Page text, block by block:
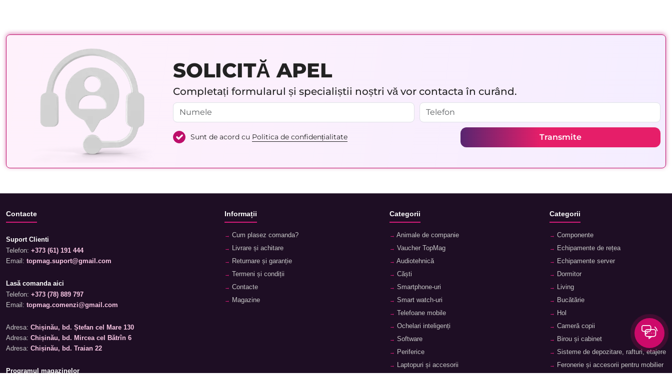
SOLICITĂ APEL
Completați formularul și specialiștii noștri vă vor contacta în curând.
Sunt de acord cu Politica de confidențialitate Transmite
Contacte
Suport Clienti
Telefon: +373 (61) 191 444
Email: topmag.suport@gmail.com
Lasă comanda aici
Telefon: +373 (78) 889 797
Email: topmag.comenzi@gmail.com
Adresa: Chișinău, bd. Ștefan cel Mare 130
Adresa: Chișinău, bd. Mircea cel Bătrîn 6
Adresa: Chișinău, bd. Traian 22
Programul magazinelor
Informații
Cum plasez comanda?
Livrare și achitare
Returnare și garanție
Termeni și condiții
Contacte
Magazine
Categorii
Animale de companie
Vaucher TopMag
Audiotehnică
Căști
Smartphone-uri
Smart watch-uri
Telefoane mobile
Ochelari inteligenți
Software
Periferice
Laptopuri și accesorii
Categorii
Componente
Echipamente de rețea
Echipamente server
Dormitor
Living
Bucătărie
Hol
Cameră copii
Birou și cabinet
Sisteme de depozitare, rafturi, etajere
Feronerie și accesorii pentru mobilier